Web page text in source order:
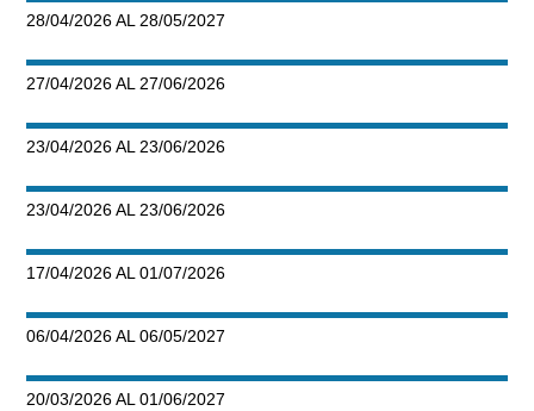
28/04/2026 AL 28/05/2027
27/04/2026 AL 27/06/2026
23/04/2026 AL 23/06/2026
23/04/2026 AL 23/06/2026
17/04/2026 AL 01/07/2026
06/04/2026 AL 06/05/2027
20/03/2026 AL 01/06/2027